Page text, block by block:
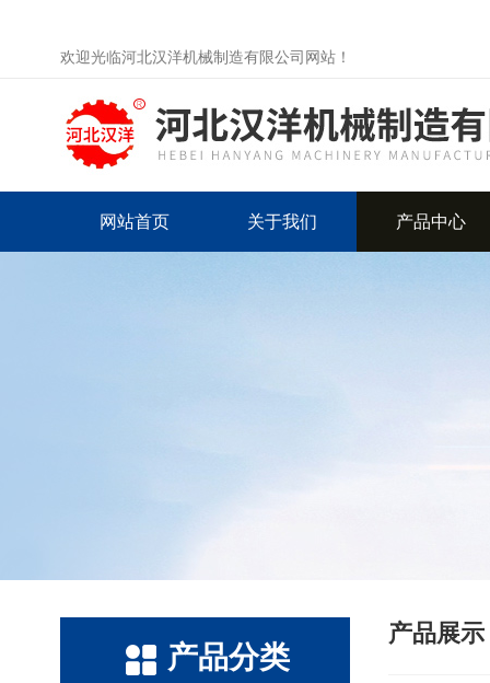
欢迎光临河北汉洋机械制造有限公司网站！
网站首页 关于我们 产品中心
产品分类
产品展示